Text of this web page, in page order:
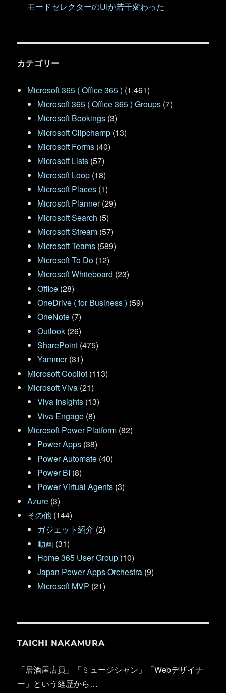
モードセレクターのUIが若干変わった
カテゴリー
Microsoft 365 ( Office 365 ) (1,461)
Microsoft 365 ( Office 365 ) Groups (7)
Microsoft Bookings (3)
Microsoft Clipchamp (13)
Microsoft Forms (40)
Microsoft Lists (57)
Microsoft Loop (18)
Microsoft Places (1)
Microsoft Planner(29)
Microsoft Search (5)
Microsoft Stream (57)
Microsoft Teams (589)
Microsoft To Do (12)
Microsoft Whiteboard (23)
Office (28)
OneDrive ( for Business ) (59)
OneNote (7)
Outlook (26)
SharePoint (475)
Yammer(31)
Microsoft Copilot (113)
Microsoft Viva (21)
Viva Insights (13)
Viva Engage (8)
Microsoft Power Platform (82)
Power Apps (38)
Power Automate (40)
Power BI (8)
Power Virtual Agents (3)
Azure (3)
その他 (144)
ガジェット紹介 (2)
動画 (31)
Home 365 User Group (10)
Japan Power Apps Orchestra (9)
Microsoft MVP (21)
TAICHI NAKAMURA
「居酒屋店員」「ミュージシャン」「Webデザイナ
ー」という経歴から…